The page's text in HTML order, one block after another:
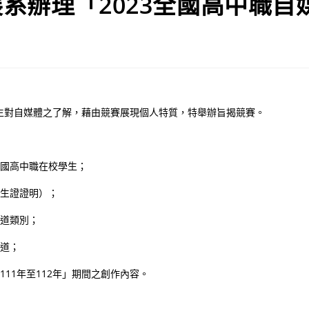
自媒體之了解，藉由競賽展現個人特質，特舉辦旨揭競賽。
高中職在校學生；
證證明）；
類別；
；
年至112年」期間之創作內容。